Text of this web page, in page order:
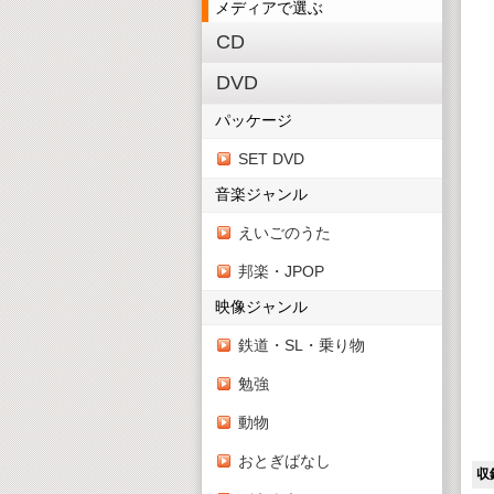
メディアで選ぶ
CD
DVD
パッケージ
SET DVD
音楽ジャンル
えいごのうた
邦楽・JPOP
映像ジャンル
鉄道・SL・乗り物
勉強
動物
おとぎばなし
収